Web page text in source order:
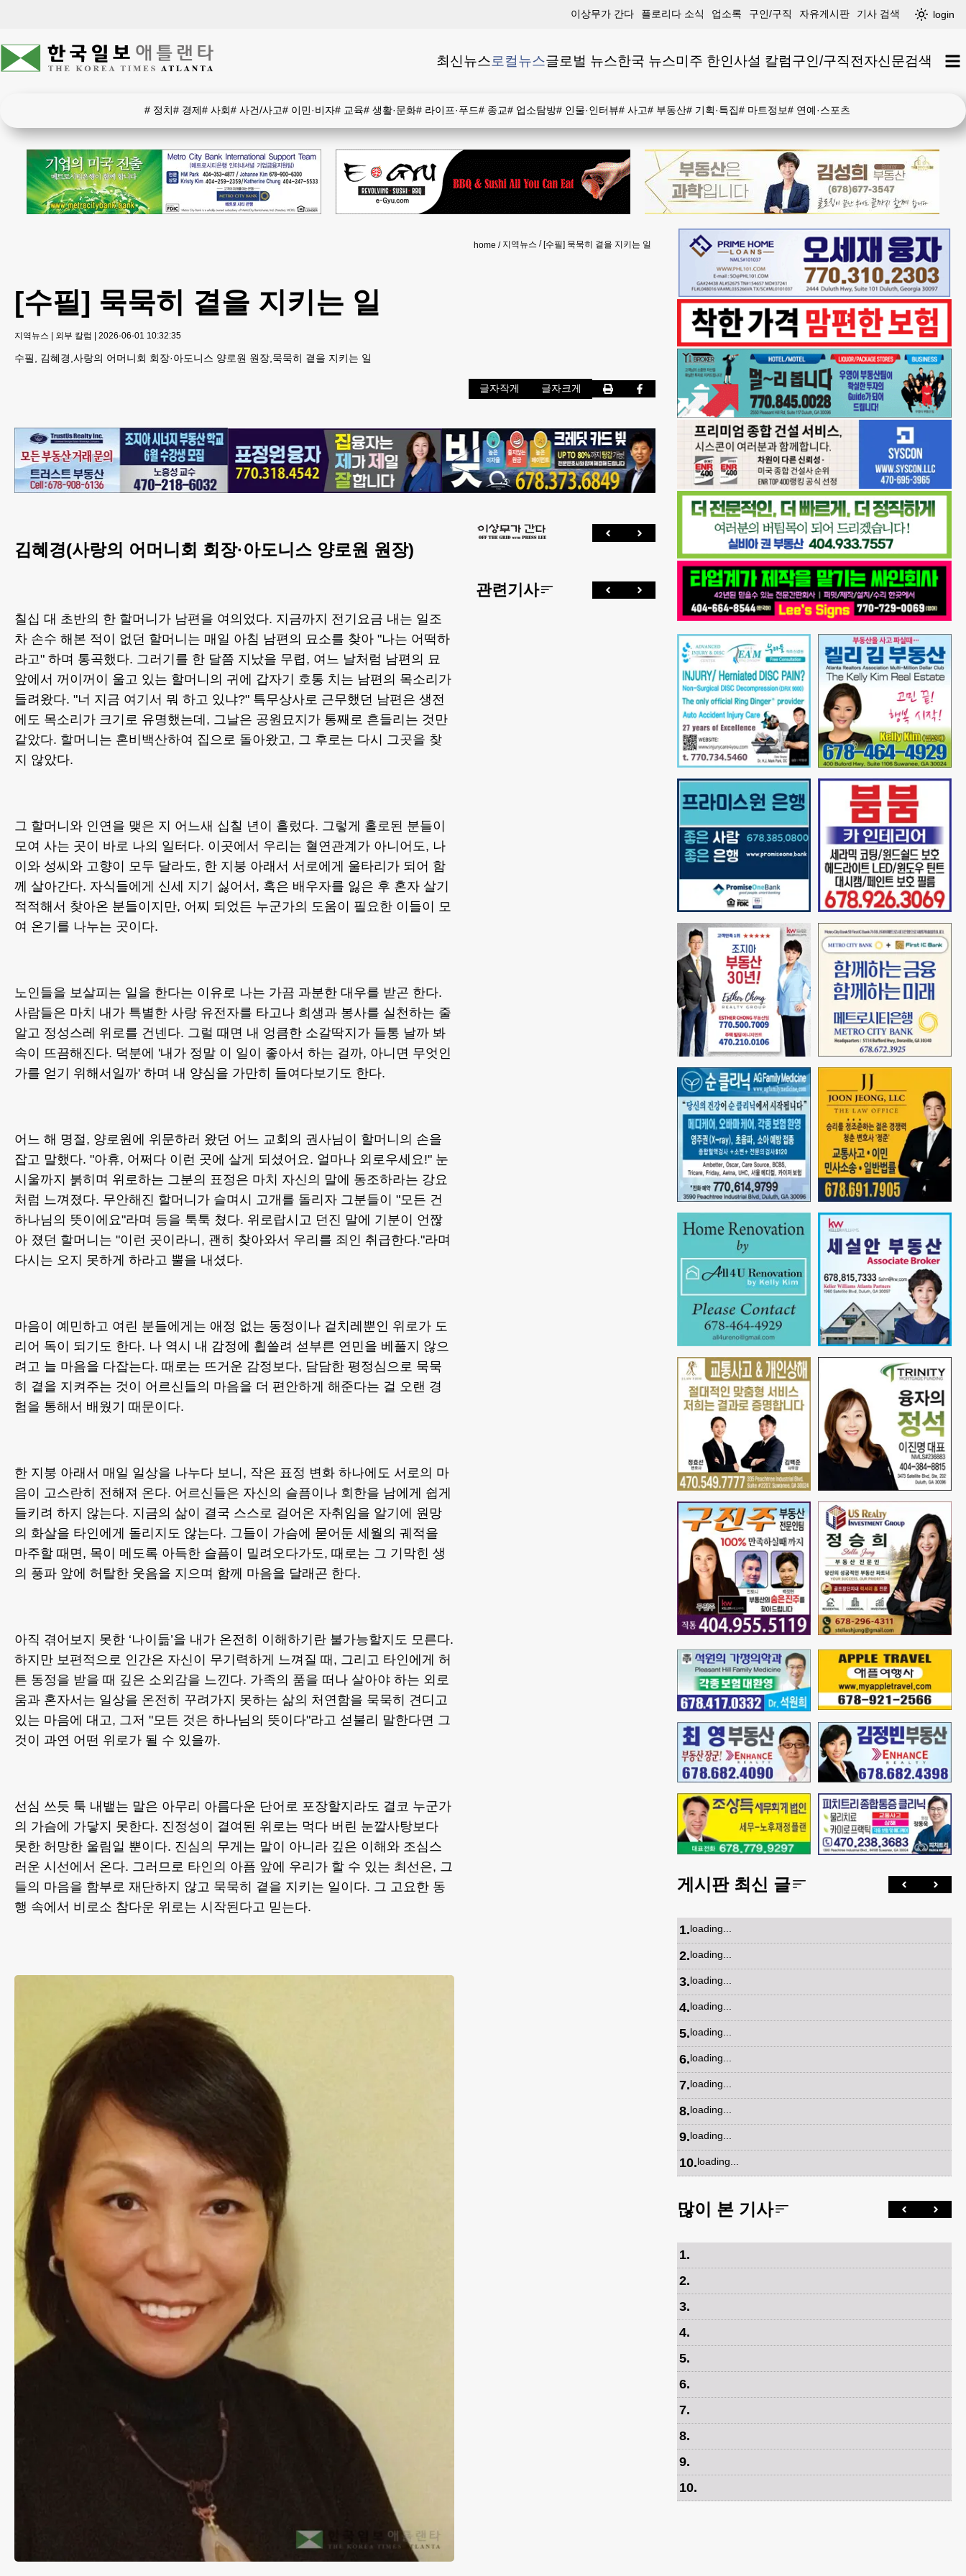
이상무가 간다 플로리다 소식 업소록 구인/구직 자유게시판 기사 검색 login
최신뉴스로컬뉴스글로벌 뉴스한국 뉴스미주 한인사설 칼럼구인/구직전자신문검색
# 정치# 경제# 사회# 사건/사고# 이민·비자# 교육# 생활·문화# 라이프·푸드# 종교# 업소탐방# 인물·인터뷰# 사고# 부동산# 기획·특집# 마트정보# 연예·스포츠
home 지역뉴스 [수필] 묵묵히 곁을 지키는 일
[수필] 묵묵히 곁을 지키는 일
지역뉴스 | 외부 칼럼 | 2026-06-01 10:32:35
수필, 김혜경,사랑의 어머니회 회장·아도니스 양로원 원장,묵묵히 곁을 지키는 일
글자작게 글자크게
김혜경(사랑의 어머니회 회장·아도니스 양로원 원장)
칠십 대 초반의 한 할머니가 남편을 여의었다. 지금까지 전기요금 내는 일조
차 손수 해본 적이 없던 할머니는 매일 아침 남편의 묘소를 찾아 "나는 어떡하
라고" 하며 통곡했다. 그러기를 한 달쯤 지났을 무렵, 여느 날처럼 남편의 묘
앞에서 꺼이꺼이 울고 있는 할머니의 귀에 갑자기 호통 치는 남편의 목소리가
들려왔다. "너 지금 여기서 뭐 하고 있냐?" 특무상사로 근무했던 남편은 생전
에도 목소리가 크기로 유명했는데, 그날은 공원묘지가 통째로 흔들리는 것만
같았다. 할머니는 혼비백산하여 집으로 돌아왔고, 그 후로는 다시 그곳을 찾
지 않았다.
그 할머니와 인연을 맺은 지 어느새 십칠 년이 흘렀다. 그렇게 홀로된 분들이
모여 사는 곳이 바로 나의 일터다. 이곳에서 우리는 혈연관계가 아니어도, 나
이와 성씨와 고향이 모두 달라도, 한 지붕 아래서 서로에게 울타리가 되어 함
께 살아간다. 자식들에게 신세 지기 싫어서, 혹은 배우자를 잃은 후 혼자 살기
적적해서 찾아온 분들이지만, 어찌 되었든 누군가의 도움이 필요한 이들이 모
여 온기를 나누는 곳이다.
노인들을 보살피는 일을 한다는 이유로 나는 가끔 과분한 대우를 받곤 한다.
사람들은 마치 내가 특별한 사랑 유전자를 타고나 희생과 봉사를 실천하는 줄
알고 정성스레 위로를 건넨다. 그럴 때면 내 엉큼한 소갈딱지가 들통 날까 봐
속이 뜨끔해진다. 덕분에 '내가 정말 이 일이 좋아서 하는 걸까, 아니면 무엇인
가를 얻기 위해서일까' 하며 내 양심을 가만히 들여다보기도 한다.
어느 해 명절, 양로원에 위문하러 왔던 어느 교회의 권사님이 할머니의 손을
잡고 말했다. "아휴, 어쩌다 이런 곳에 살게 되셨어요. 얼마나 외로우세요!" 눈
시울까지 붉히며 위로하는 그분의 표정은 마치 자신의 말에 동조하라는 강요
처럼 느껴졌다. 무안해진 할머니가 슬며시 고개를 돌리자 그분들이 "모든 건
하나님의 뜻이에요"라며 등을 툭툭 쳤다. 위로랍시고 던진 말에 기분이 언짢
아 졌던 할머니는 "이런 곳이라니, 괜히 찾아와서 우리를 죄인 취급한다."라며
다시는 오지 못하게 하라고 뿔을 내셨다.
마음이 예민하고 여린 분들에게는 애정 없는 동정이나 겉치레뿐인 위로가 도
리어 독이 되기도 한다. 나 역시 내 감정에 휩쓸려 섣부른 연민을 베풀지 않으
려고 늘 마음을 다잡는다. 때로는 뜨거운 감정보다, 담담한 평정심으로 묵묵
히 곁을 지켜주는 것이 어르신들의 마음을 더 편안하게 해준다는 걸 오랜 경
험을 통해서 배웠기 때문이다.
한 지붕 아래서 매일 일상을 나누다 보니, 작은 표정 변화 하나에도 서로의 마
음이 고스란히 전해져 온다. 어르신들은 자신의 슬픔이나 회한을 남에게 쉽게
들키려 하지 않는다. 지금의 삶이 결국 스스로 걸어온 자취임을 알기에 원망
의 화살을 타인에게 돌리지도 않는다. 그들이 가슴에 묻어둔 세월의 궤적을
마주할 때면, 목이 메도록 아득한 슬픔이 밀려오다가도, 때로는 그 기막힌 생
의 풍파 앞에 허탈한 웃음을 지으며 함께 마음을 달래곤 한다.
아직 겪어보지 못한 ‘나이듦’을 내가 온전히 이해하기란 불가능할지도 모른다.
하지만 보편적으로 인간은 자신이 무기력하게 느껴질 때, 그리고 타인에게 허
튼 동정을 받을 때 깊은 소외감을 느낀다. 가족의 품을 떠나 살아야 하는 외로
움과 혼자서는 일상을 온전히 꾸려가지 못하는 삶의 처연함을 묵묵히 견디고
있는 마음에 대고, 그저 "모든 것은 하나님의 뜻이다"라고 섣불리 말한다면 그
것이 과연 어떤 위로가 될 수 있을까.
선심 쓰듯 툭 내뱉는 말은 아무리 아름다운 단어로 포장할지라도 결코 누군가
의 가슴에 가닿지 못한다. 진정성이 결여된 위로는 먹다 버린 눈깔사탕보다
못한 허망한 울림일 뿐이다. 진심의 무게는 말이 아니라 깊은 이해와 조심스
러운 시선에서 온다. 그러므로 타인의 아픔 앞에 우리가 할 수 있는 최선은, 그
들의 마음을 함부로 재단하지 않고 묵묵히 곁을 지키는 일이다. 그 고요한 동
행 속에서 비로소 참다운 위로는 시작된다고 믿는다.
관련기사
게시판 최신 글
1.loading...
2.loading...
3.loading...
4.loading...
5.loading...
6.loading...
7.loading...
8.loading...
9.loading...
10.loading...
많이 본 기사
1.
2.
3.
4.
5.
6.
7.
8.
9.
10.